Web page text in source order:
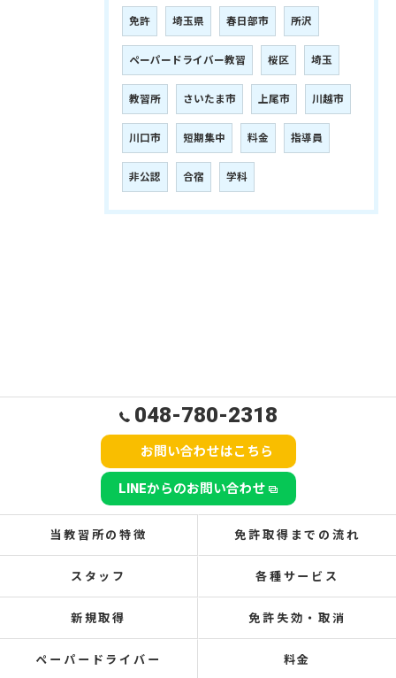
免許 埼玉県 春日部市 所沢
ペーパードライバー教習 桜区 埼玉
教習所 さいたま市 上尾市 川越市
川口市 短期集中 料金 指導員
非公認 合宿 学科
048-780-2318
お問い合わせはこちら
LINEからのお問い合わせ
当教習所の特徴 免許取得までの流れ
スタッフ 各種サービス
新規取得 免許失効・取消
ペーパードライバー 料金